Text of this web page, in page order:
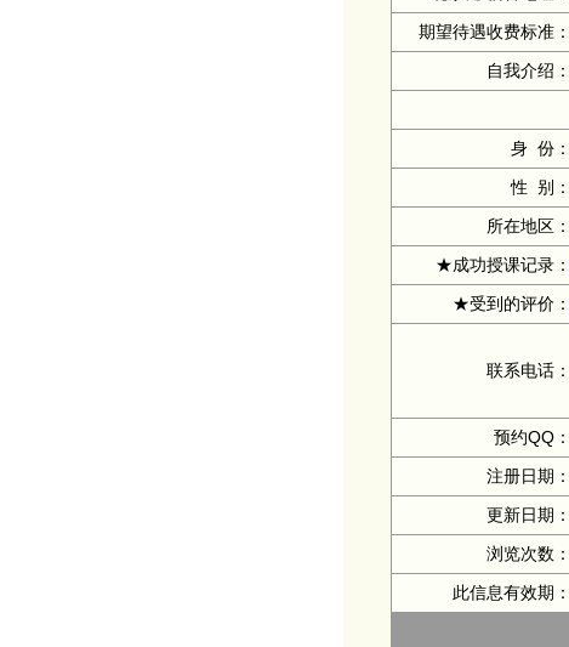
期望待遇收费标准：
自我介绍：
身 份：
性 别：
所在地区：
★成功授课记录：
★受到的评价：
联系电话：
预约QQ：
注册日期：
更新日期：
浏览次数：
此信息有效期：